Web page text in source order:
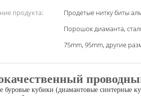
продукта: Продетые нитку биты
Порошок диаманта,
75mm, 95mm, другие
буровые кубики (диамантовые синтерные